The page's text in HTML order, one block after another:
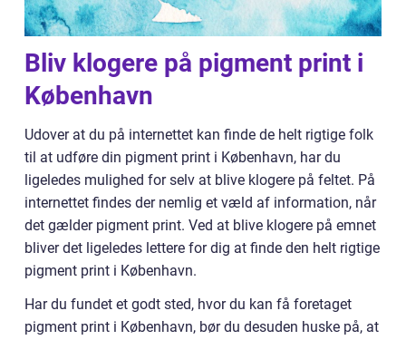
Bliv klogere på pigment print i
København
Udover at du på internettet kan finde de helt rigtige folk
til at udføre din pigment print i København, har du
ligeledes mulighed for selv at blive klogere på feltet. På
internettet findes der nemlig et væld af information, når
det gælder pigment print. Ved at blive klogere på emnet
bliver det ligeledes lettere for dig at finde den helt rigtige
pigment print i København.
Har du fundet et godt sted, hvor du kan få foretaget
pigment print i København, bør du desuden huske på, at